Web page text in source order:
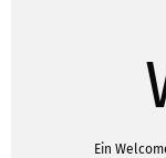
Ein